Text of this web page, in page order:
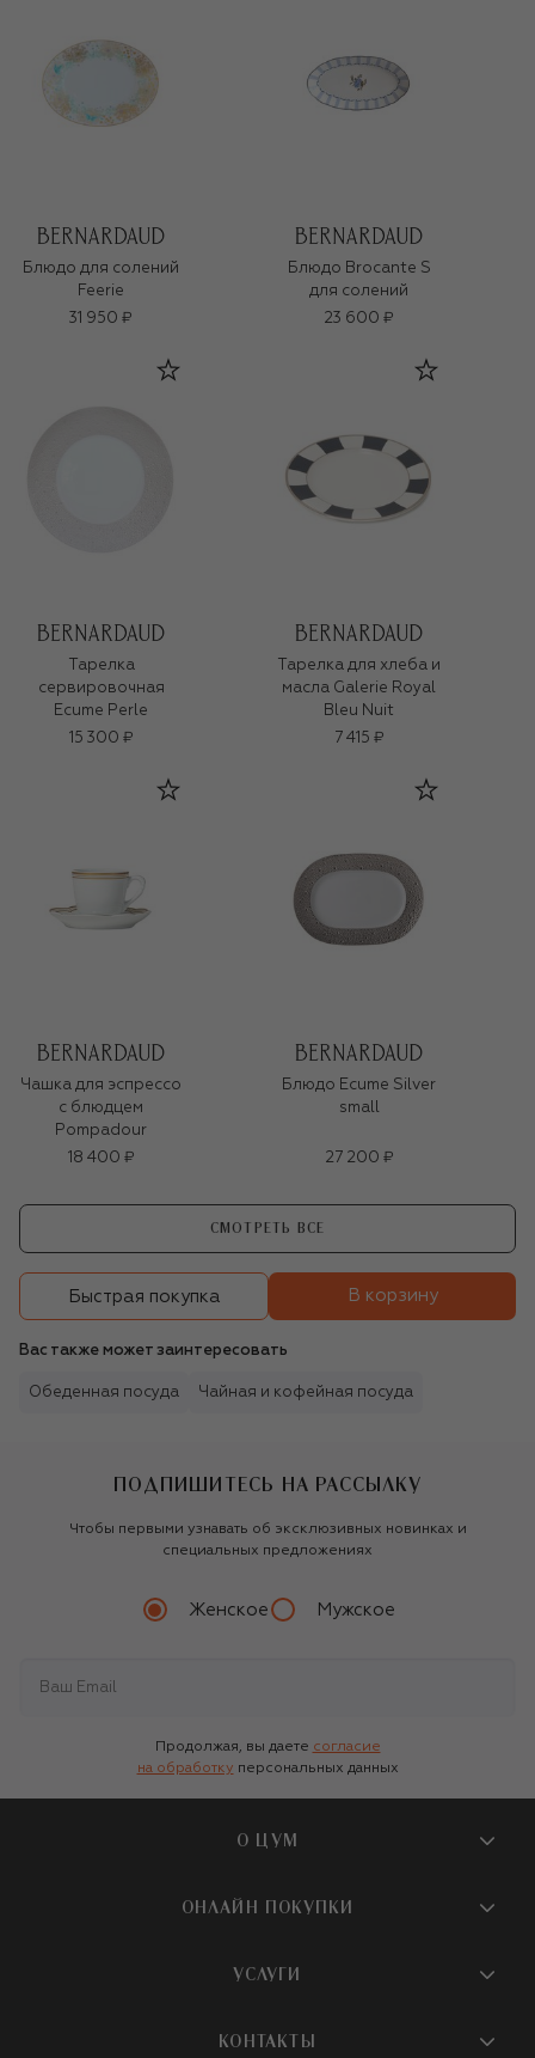
Блюдо для солений
Feerie
31 950 ₽
Блюдо Brocante S
для солений
23 600 ₽
Тарелка
сервировочная
Ecume Perle
15 300 ₽
Тарелка для хлеба и
масла Galerie Royal
Bleu Nuit
7 415 ₽
Чашка для эспрессо
с блюдцем
Pompadour
18 400 ₽
Блюдо Ecume Silver
small
27 200 ₽
СМОТРЕТЬ ВСЕ
Быстрая покупка В корзину
Вас также может заинтересовать
Обеденная посуда Чайная и кофейная посуда
ПОДПИШИТЕСЬ НА РАССЫЛКУ
Чтобы первыми узнавать об эксклюзивных новинках и
специальных предложениях
Женское Мужское
Продолжая, вы даете согласие
на обработку персональных данных
О ЦУМ
О магазине
Бутики и ПВЗ ЦУМ
ОНЛАЙН ПОКУПКИ
Доставка
УСЛУГИ
КОНТАКТЫ